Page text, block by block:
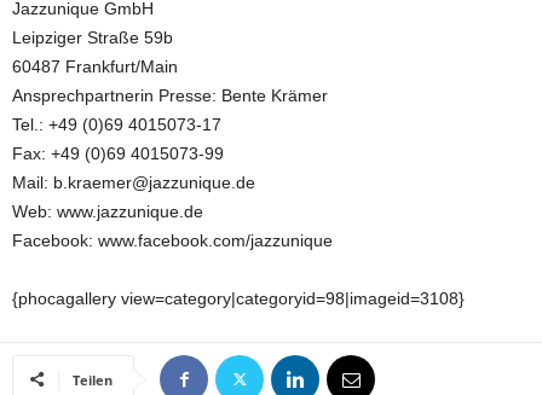
Jazzunique GmbH
Leipziger Straße 59b
60487 Frankfurt/Main
Ansprechpartnerin Presse: Bente Krämer
Tel.: +49 (0)69 4015073-17
Fax: +49 (0)69 4015073-99
Mail: b.kraemer@jazzunique.de
Web: www.jazzunique.de
Facebook: www.facebook.com/jazzunique
{phocagallery view=category|categoryid=98|imageid=3108}
Teilen